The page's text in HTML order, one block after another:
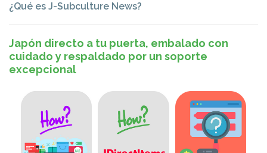
¿Qué es J-Subculture News?
Japón directo a tu puerta, embalado con
cuidado y respaldado por un soporte
excepcional